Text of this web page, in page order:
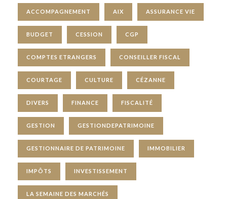
ACCOMPAGNEMENT AIX ASSURANCE VIE
BUDGET CESSION CGP
COMPTES ETRANGERS CONSEILLER FISCAL
COURTAGE CULTURE CÉZANNE
DIVERS FINANCE FISCALITÉ
GESTION GESTIONDEPATRIMOINE
GESTIONNAIRE DE PATRIMOINE IMMOBILIER
IMPÔTS INVESTISSEMENT
LA SEMAINE DES MARCHÉS